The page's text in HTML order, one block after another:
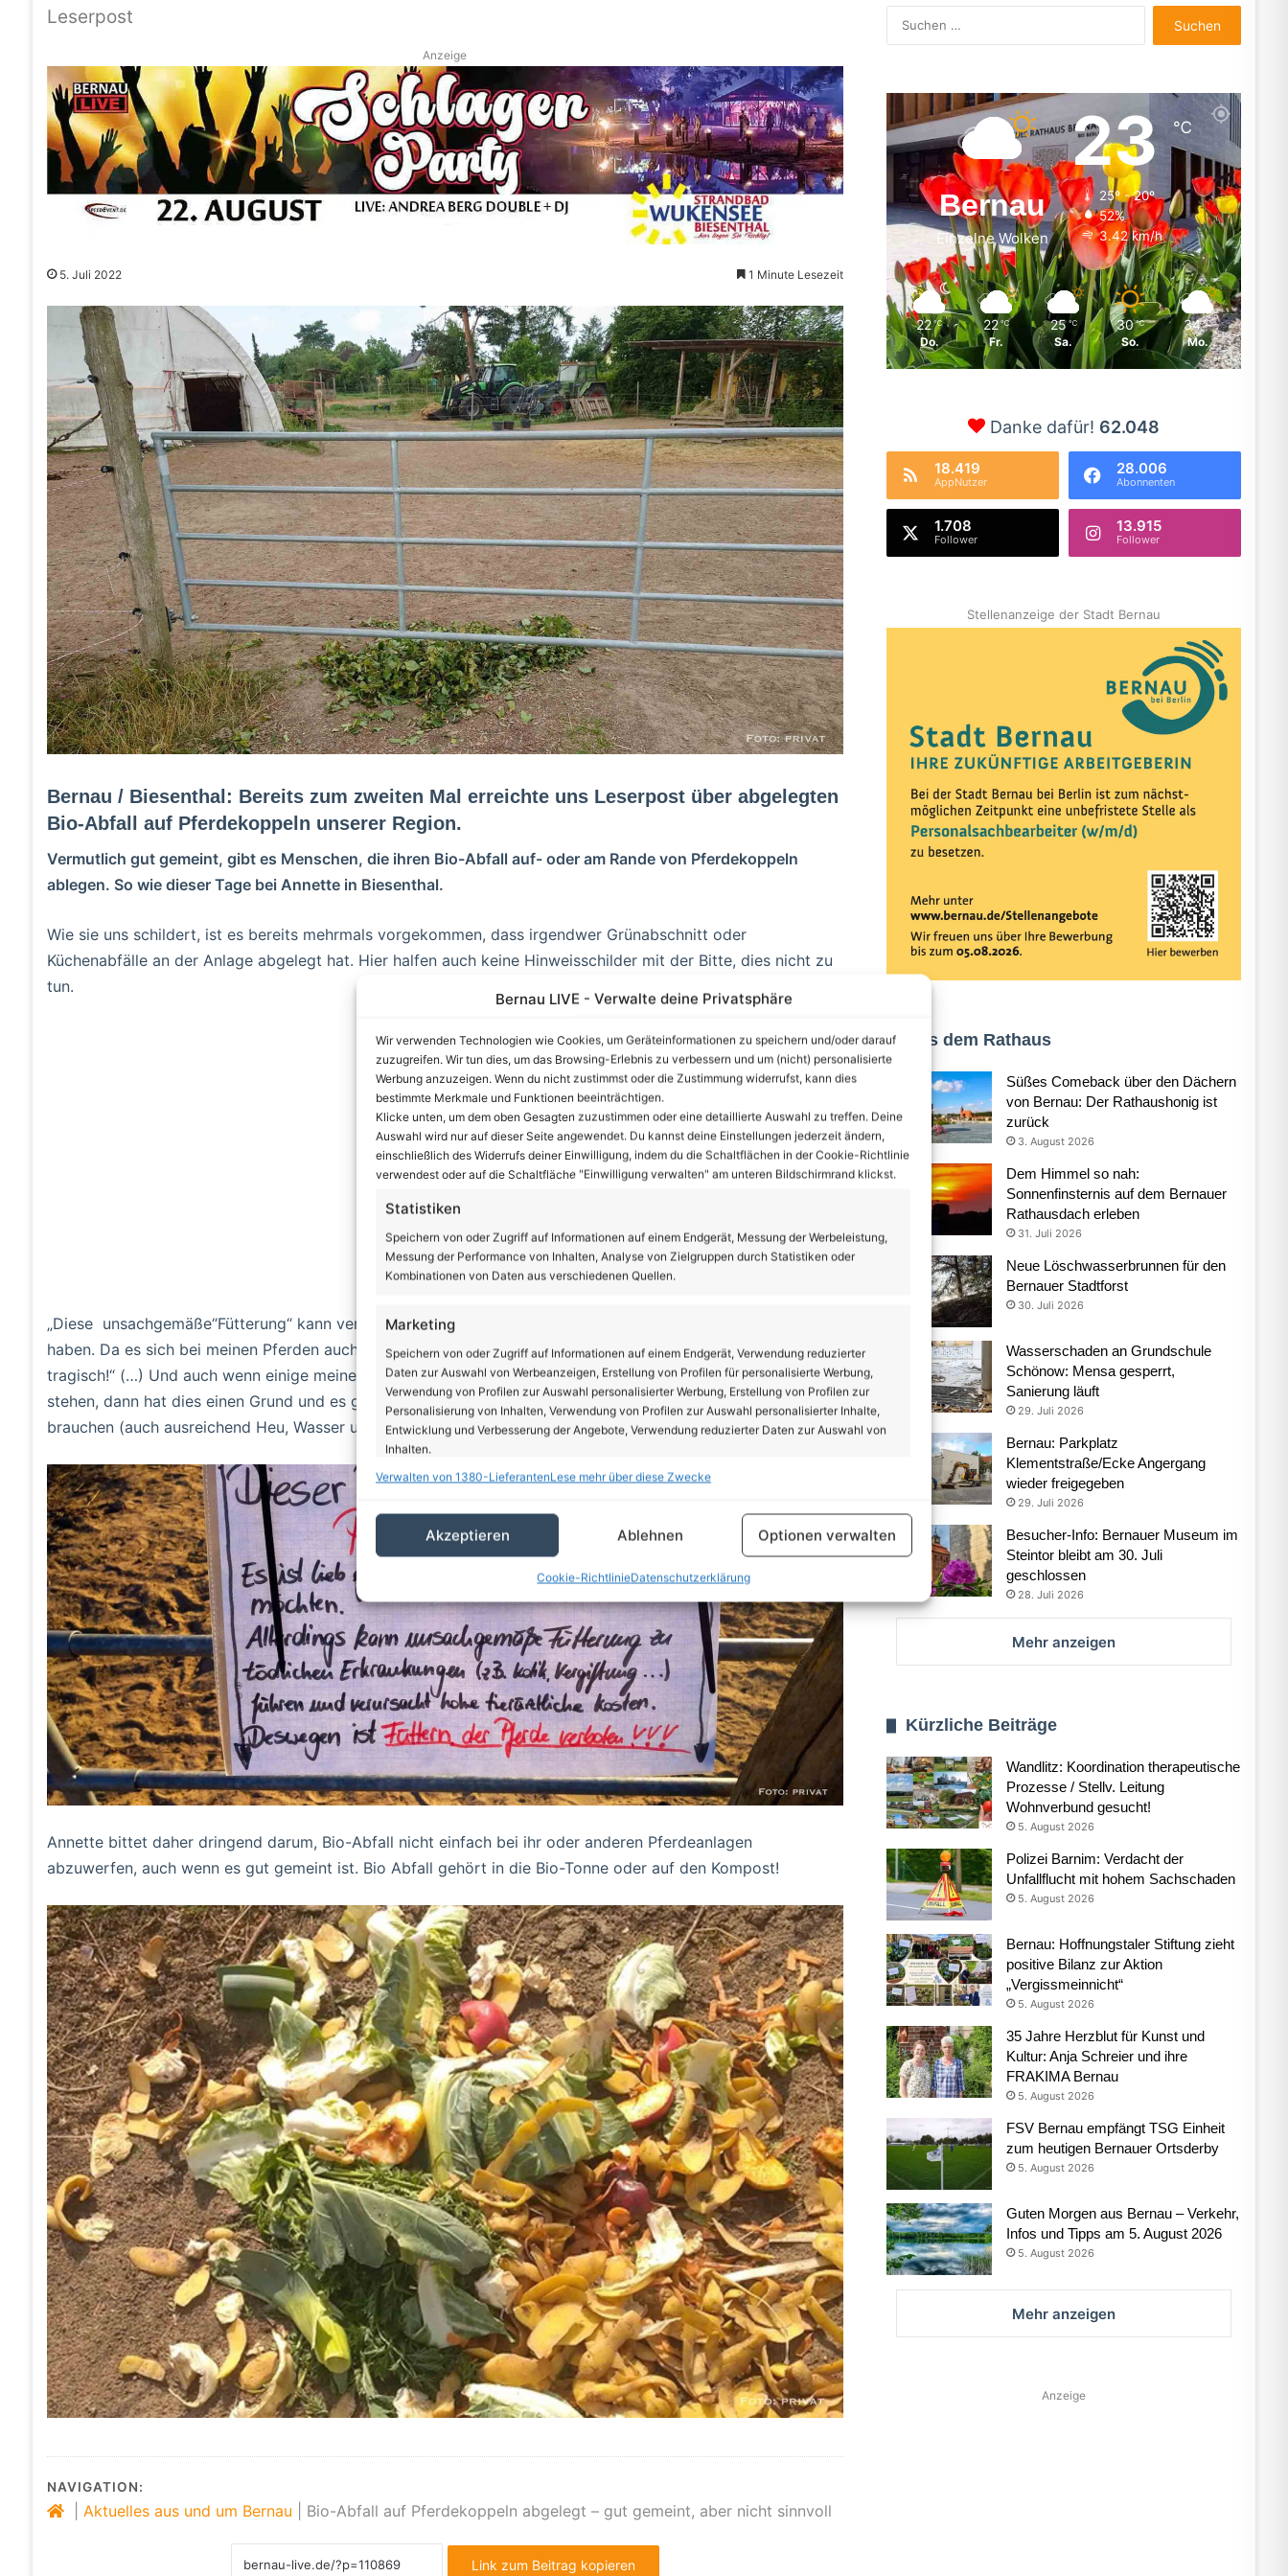
Bernau LIVE - Verwalte deine Privatsphäre
Wir verwenden Technologien wie Cookies, um Geräteinformationen zu speichern und/oder darauf
zuzugreifen. Wir tun dies, um das Browsing-Erlebnis zu verbessern und um (nicht) personalisierte
Werbung anzuzeigen. Wenn du nicht zustimmst oder die Zustimmung widerrufst, kann dies
bestimmte Merkmale und Funktionen beeinträchtigen.
Klicke unten, um dem oben Gesagten zuzustimmen oder eine detaillierte Auswahl zu treffen. Deine
Auswahl wird nur auf dieser Seite angewendet. Du kannst deine Einstellungen jederzeit ändern,
einschließlich des Widerrufs deiner Einwilligung, indem du die Schaltflächen in der Cookie-Richtlinie
verwendest oder auf die Schaltfläche "Einwilligung verwalten" am unteren Bildschirmrand klickst.
Statistiken
Speichern von oder Zugriff auf Informationen auf einem Endgerät, Messung der Werbeleistung,
Messung der Performance von Inhalten, Analyse von Zielgruppen durch Statistiken oder
Kombinationen von Daten aus verschiedenen Quellen.
Marketing
Speichern von oder Zugriff auf Informationen auf einem Endgerät, Verwendung reduzierter
Daten zur Auswahl von Werbeanzeigen, Erstellung von Profilen für personalisierte Werbung,
Verwendung von Profilen zur Auswahl personalisierter Werbung, Erstellung von Profilen zur
Personalisierung von Inhalten, Verwendung von Profilen zur Auswahl personalisierter Inhalte,
Entwicklung und Verbesserung der Angebote, Verwendung reduzierter Daten zur Auswahl von
Inhalten.
Abgleichung und Kombination von Daten aus unterschiedlichen Quellen,
Verknüpfung verschiedener Endgeräte, Identifikation von Endgeräten anhand
Gewährleistung der Sicherheit, Verhinderung und Aufdeckung
von Betrug und Fehlerbehebung, Bereitstellung und Anzeige
von Werbung und Inhalten, Ihre Entscheidungen zum
Datenschutz speichern und übermitteln.
Verwalten von 1380-LieferantenLese mehr über diese Zwecke
Akzeptieren Ablehnen Optionen verwalten
Cookie-RichtlinieDatenschutzerklärung
Leserpost
Anzeige
5. Juli 2022 1 Minute Lesezeit
Bernau / Biesenthal: Bereits zum zweiten Mal erreichte uns Leserpost über abgelegten
Bio-Abfall auf Pferdekoppeln unserer Region.
Vermutlich gut gemeint, gibt es Menschen, die ihren Bio-Abfall auf- oder am Rande von Pferdekoppeln
ablegen. So wie dieser Tage bei Annette in Biesenthal.
Wie sie uns schildert, ist es bereits mehrmals vorgekommen, dass irgendwer Grünabschnitt oder
Küchenabfälle an der Anlage abgelegt hat. Hier halfen auch keine Hinweisschilder mit der Bitte, dies nicht zu
tun.
„Diese unsachgemäße“Fütterung“ kann verschiedene Krankheiten und auch den Tod der Tiere zur Folge
haben. Da es sich bei meinen Pferden auch noch um Therapiepferde handelt, wäre das in doppelter Hinsicht
tragisch!“ (…) Und auch wenn einige meiner Pferde in der schönen Jahreszeit „nur“ auf einem Sandpaddock
stehen, dann hat dies einen Grund und es geht ihnen trotzdem gut und sie sind mit allem Versorgt was sie
brauchen (auch ausreichend Heu, Wasser und Schatten), so Annette aus Biesenthal.
Annette bittet daher dringend darum, Bio-Abfall nicht einfach bei ihr oder anderen Pferdeanlagen
abzuwerfen, auch wenn es gut gemeint ist. Bio Abfall gehört in die Bio-Tonne oder auf den Kompost!
NAVIGATION:
Aktuelles aus und um Bernau Bio-Abfall auf Pferdekoppeln abgelegt – gut gemeint, aber nicht sinnvoll
Link zum Beitrag kopieren
nach:
Bernau
Einzelne Wolken
23℃
25º - 20º
52%
3.42 km/h
22 ℃
Do.
22 ℃
Fr.
25 ℃
Sa.
30 ℃
So.
34 ℃
Mo.
Danke dafür! 62.048
18.419
AppNutzer
28.006
Abonnenten
1.708
Follower
13.915
Follower
Stellenanzeige der Stadt Bernau
Aus dem Rathaus
Süßes Comeback über den Dächern
von Bernau: Der Rathaushonig ist
zurück
3. August 2026
Dem Himmel so nah:
Sonnenfinsternis auf dem Bernauer
Rathausdach erleben
31. Juli 2026
Neue Löschwasserbrunnen für den
Bernauer Stadtforst
30. Juli 2026
Wasserschaden an Grundschule
Schönow: Mensa gesperrt,
Sanierung läuft
29. Juli 2026
Bernau: Parkplatz
Klementstraße/Ecke Angergang
wieder freigegeben
29. Juli 2026
Besucher-Info: Bernauer Museum im
Steintor bleibt am 30. Juli
geschlossen
28. Juli 2026
Mehr anzeigen
Kürzliche Beiträge
Wandlitz: Koordination therapeutische
Prozesse / Stellv. Leitung
Wohnverbund gesucht!
5. August 2026
Polizei Barnim: Verdacht der
Unfallflucht mit hohem Sachschaden
5. August 2026
Bernau: Hoffnungstaler Stiftung zieht
positive Bilanz zur Aktion
„Vergissmeinnicht“
5. August 2026
35 Jahre Herzblut für Kunst und
Kultur: Anja Schreier und ihre
FRAKIMA Bernau
5. August 2026
FSV Bernau empfängt TSG Einheit
zum heutigen Bernauer Ortsderby
5. August 2026
Guten Morgen aus Bernau – Verkehr,
Infos und Tipps am 5. August 2026
5. August 2026
Mehr anzeigen
Anzeige